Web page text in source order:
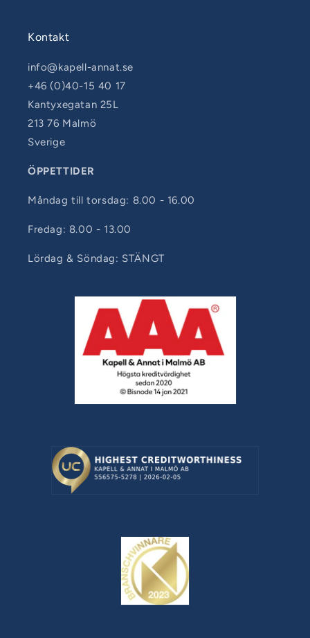
Kontakt
info@kapell-annat.se
+46 (0)40-15 40 17
Kantyxegatan 25L
213 76 Malmö
Sverige
ÖPPETTIDER
Måndag till torsdag: 8.00 - 16.00
Fredag: 8.00 - 13.00
Lördag & Söndag: STÄNGT